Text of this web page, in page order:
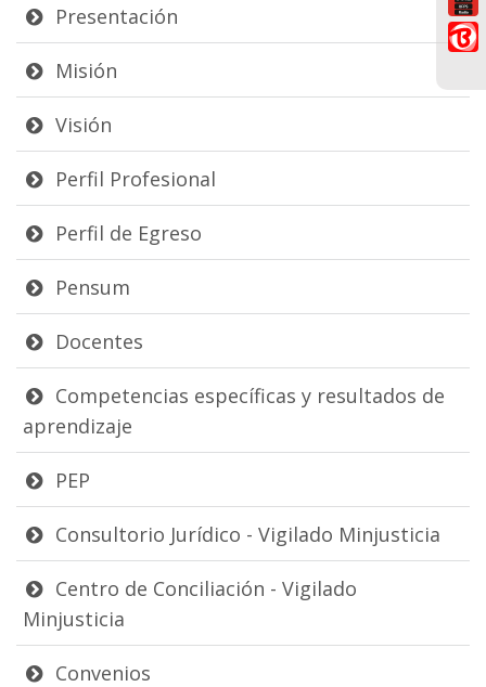
Presentación
Misión
Visión
Perfil Profesional
Perfil de Egreso
Pensum
Docentes
Competencias específicas y resultados de
aprendizaje
PEP
Consultorio Jurídico - Vigilado Minjusticia
Centro de Conciliación - Vigilado
Minjusticia
Convenios